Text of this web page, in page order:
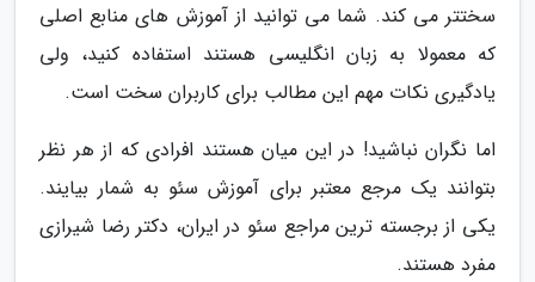
سختتر می کند. شما می توانید از آموزش های منابع اصلی
که معمولا به زبان انگلیسی هستند استفاده کنید، ولی
یادگیری نکات مهم این مطالب برای کاربران سخت است.
اما نگران نباشید! در این میان هستند افرادی که از هر نظر
بتوانند یک مرجع معتبر برای آموزش سئو به شمار بیایند.
یکی از برجسته ترین مراجع سئو در ایران، دکتر رضا شیرازی
مفرد هستند.